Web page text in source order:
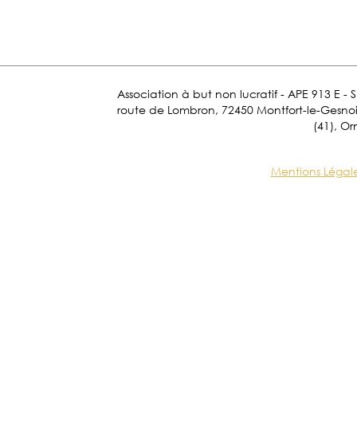
Association à but non lucratif - APE 913 E -
route de Lombron, 72450 Montfort-le-
(41),
Mentions